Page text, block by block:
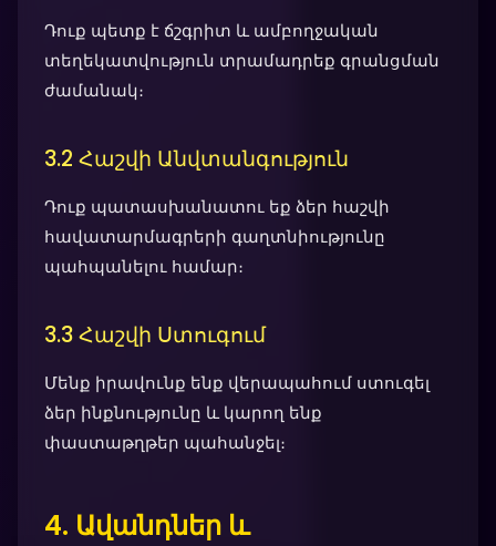
Դուք պետք է ճշգրիտ և ամբողջական
տեղեկատվություն տրամադրեք գրանցման
ժամանակ։
3.2 Հաշվի Անվտանգություն
Դուք պատասխանատու եք ձեր հաշվի
հավատարմագրերի գաղտնիությունը
պահպանելու համար։
3.3 Հաշվի Ստուգում
Մենք իրավունք ենք վերապահում ստուգել
ձեր ինքնությունը և կարող ենք
փաստաթղթեր պահանջել։
4. Ավանդներ և